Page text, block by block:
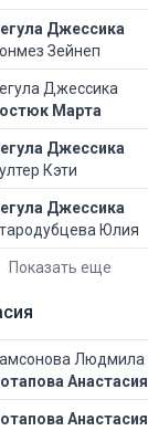
Джессика
Зейнеп
Джессика
Марта
Джессика
Кэти
Джессика
Юлия
Показать еще
Людмила
Анастасия
Анастасия